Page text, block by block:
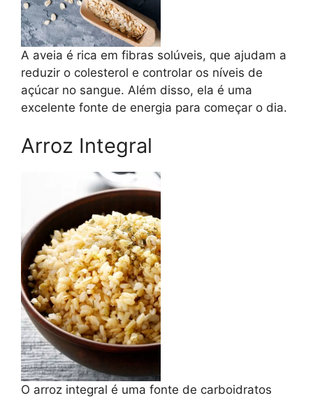
A aveia é rica em fibras solúveis, que ajudam a
reduzir o colesterol e controlar os níveis de
açúcar no sangue. Além disso, ela é uma
excelente fonte de energia para começar o dia.
Arroz Integral
O arroz integral é uma fonte de carboidratos